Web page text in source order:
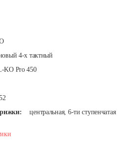
4-х тактный
KO Pro 450
центральная, 6-ти ступенчатая